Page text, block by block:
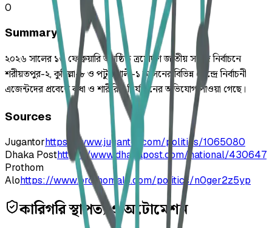
0
Summary
২০২৬ সালের ১৩ ফেব্রুয়ারি অনুষ্ঠিত ত্রয়োদশ জাতীয় সংসদ নির্বাচনে
শরীয়তপুর-২, কুমিল্লা-৮ ও পটুয়াখালী-১ আসনের বিভিন্ন কেন্দ্রে নির্বাচনী
এজেন্টদের প্রবেশে বাধা ও শারীরিক নির্যাতনের অভিযোগ পাওয়া গেছে।
Sources
Jugantorhttps://www.jugantor.com/politics/1065080
Dhaka Posthttps://www.dhakapost.com/national/430647
Prothom
Alohttps://www.prothomalo.com/politics/n0ger2z5yp
কারিগরি স্থাপত্য ও অটোমেশন